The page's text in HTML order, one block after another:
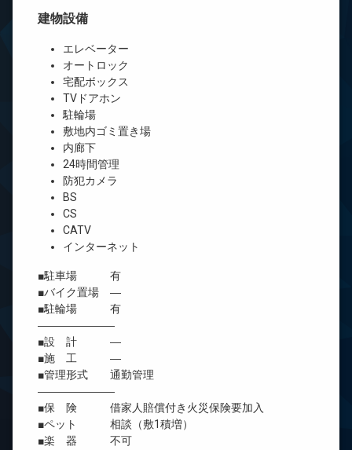
建物設備
エレベーター
オートロック
宅配ボックス
TVドアホン
駐輪場
敷地内ゴミ置き場
内廊下
24時間管理
防犯カメラ
BS
CS
CATV
インターネット
■駐車場 有
■バイク置場 ―
■駐輪場 有
―――――――
■設 計 ―
■施 工 ―
■管理形式 通勤管理
―――――――
■保 険 借家人賠償付き火災保険要加入
■ペット 相談（敷1積増）
■楽 器 不可